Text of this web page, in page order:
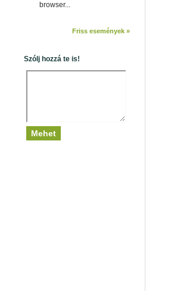
browser...
Friss események »
Szólj hozzá te is!